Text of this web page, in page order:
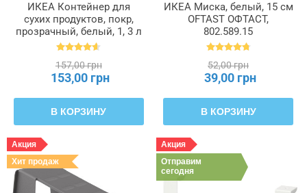
ИКЕА Контейнер для
сухих продуктов, покр,
прозрачный, белый, 1, 3 л
IKEA 365+, 800.667.23
157,00 грн
153,00 грн
В КОРЗИНУ
ИКЕА Миска, белый, 15 см
OFTAST ОФТАСТ,
802.589.15
52,00 грн
39,00 грн
В КОРЗИНУ
Акция
Хит продаж
Акция
Отправим
сегодня